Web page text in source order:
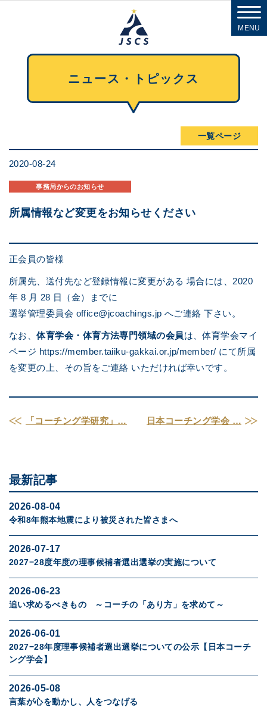
MENU
ニュース・トピックス
一覧ページ
2020-08-24
事務局からのお知らせ
所属情報など変更をお知らせください
正会員の皆様
所属先、送付先など登録情報に変更がある 場合には、2020
年 8 月 28 日（金）までに
選挙管理委員会 office@jcoachings.jp へご連絡 下さい。
なお、体育学会・体育方法専門領域の会員は、体育学会マイ
ページ https://member.taiiku-gakkai.or.jp/member/ にて所属
を変更の上、その旨をご連絡 いただければ幸いです。
「コーチング学研究」… 日本コーチング学会 …
最新記事
2026-08-04
令和8年熊本地震により被災された皆さまへ
2026-07-17
2027−28度年度の理事候補者選出選挙の実施について
2026-06-23
追い求めるべきもの ～コーチの「あり方」を求めて～
2026-06-01
2027−28年度理事候補者選出選挙についての公示【日本コーチ
ング学会】
2026-05-08
言葉が心を動かし、人をつなげる